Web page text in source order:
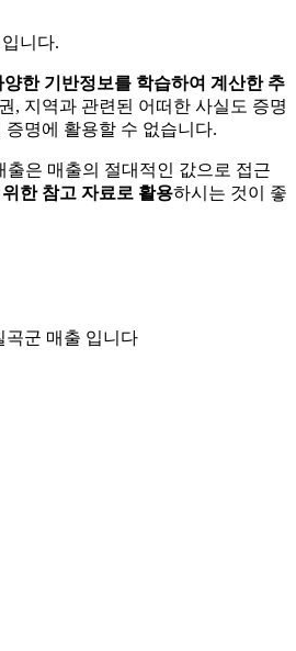
니다.
한 기반정보를 학습하여 계산한 추
, 지역과 관련된 어떠한 사실도 증명
명에 활용할 수 없습니다.
은 매출의 절대적인 값으로 접근
한 참고 자료로 활용하시는 것이 좋
곡군 매출 입니다